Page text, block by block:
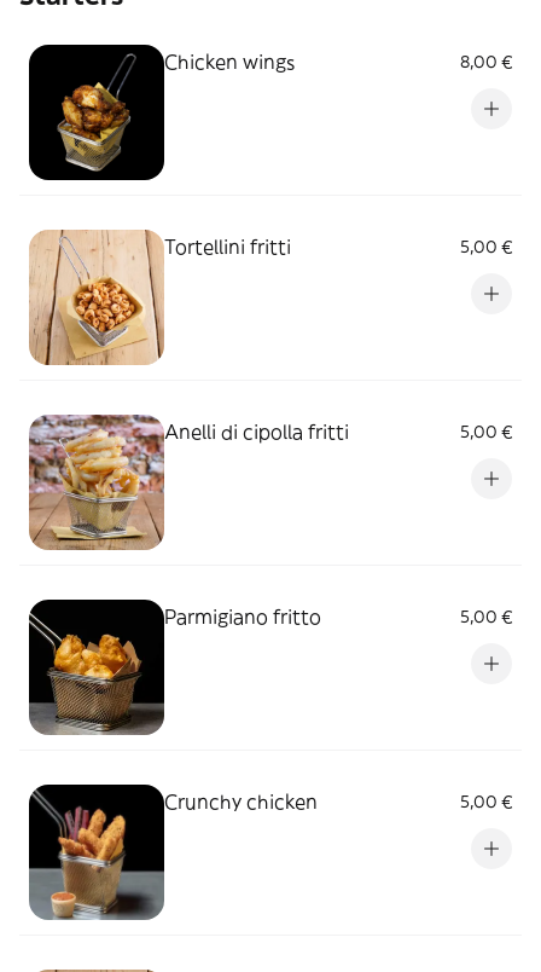
Chicken wings 8,00 €
Tortellini fritti 5,00 €
Anelli di cipolla fritti 5,00 €
Parmigiano fritto 5,00 €
Crunchy chicken 5,00 €